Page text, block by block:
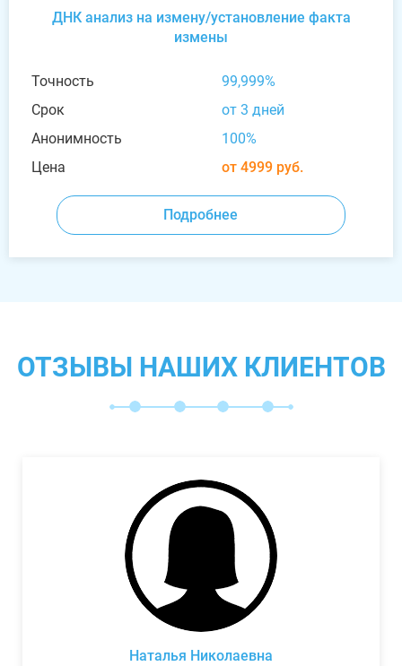
ДНК анализ на измену/установление факта
измены
Точность
99,999%
Срок
от 3 дней
Анонимность
100%
Цена
от 4999 руб.
Подробнее
ОТЗЫВЫ НАШИХ КЛИЕНТОВ
Наталья Николаевна